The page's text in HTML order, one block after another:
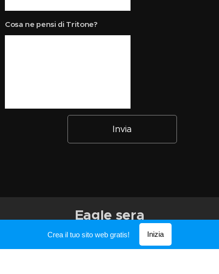
Cosa ne pensi di Tritone?
Invia
Eagle sera
Creato conWebnode
Crea il tuo sito web gratis! Inizia